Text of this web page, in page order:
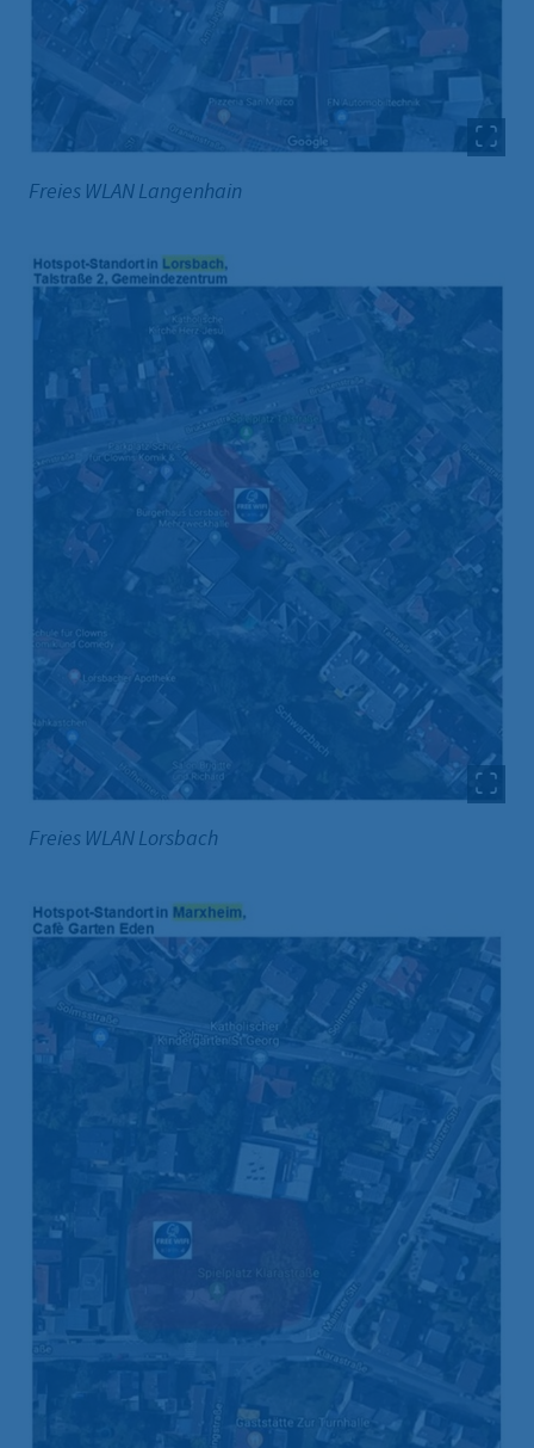
Freies WLAN Langenhain
Freies WLAN Lorsbach